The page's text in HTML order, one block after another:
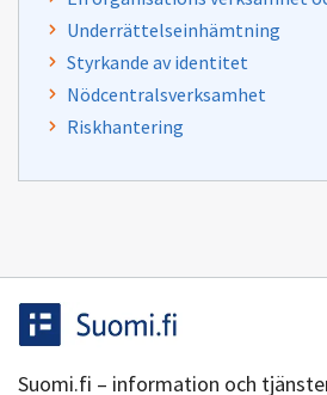
Underrättelseinhämtning
Styrkande av identitet
Nödcentralsverksamhet
Riskhantering
Suomi.fi – information och